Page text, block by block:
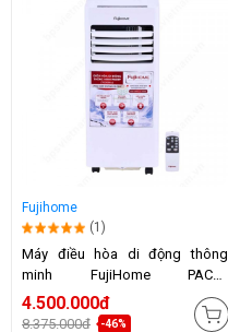
Fujihome
(1)
Máy điều hòa di động thông
minh FujiHome PAC07
(7000BTU)
4.500.000đ
8.375.000đ -46%